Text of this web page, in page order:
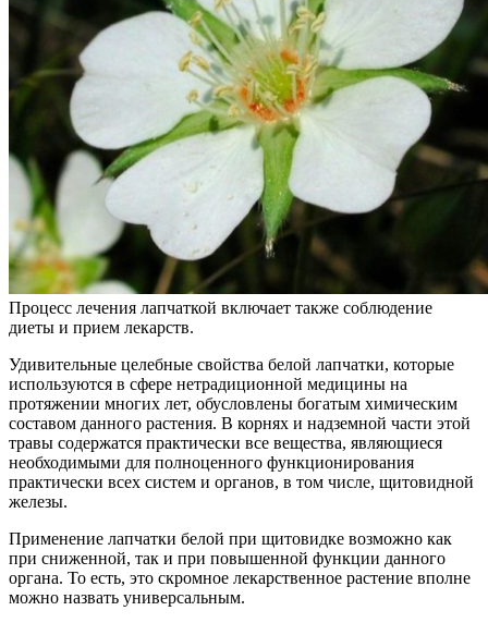
Процесс лечения лапчаткой включает также соблюдение
диеты и прием лекарств.
Удивительные целебные свойства белой лапчатки, которые
используются в сфере нетрадиционной медицины на
протяжении многих лет, обусловлены богатым химическим
составом данного растения. В корнях и надземной части этой
травы содержатся практически все вещества, являющиеся
необходимыми для полноценного функционирования
практически всех систем и органов, в том числе, щитовидной
железы.
Применение лапчатки белой при щитовидке возможно как
при сниженной, так и при повышенной функции данного
органа. То есть, это скромное лекарственное растение вполне
можно назвать универсальным.